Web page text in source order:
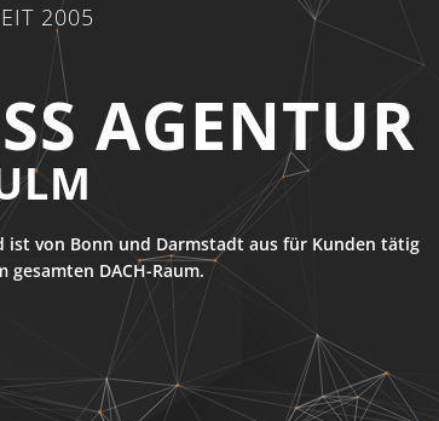
2005
AGENTUR
ist von Bonn und Darmstadt aus für Kunden tätig
gesamten DACH-Raum.